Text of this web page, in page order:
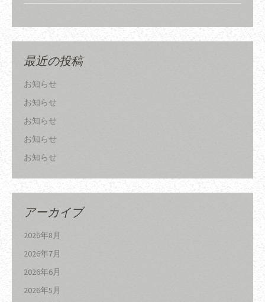
最近の投稿
お知らせ
お知らせ
お知らせ
お知らせ
お知らせ
アーカイブ
2026年8月
2026年7月
2026年6月
2026年5月